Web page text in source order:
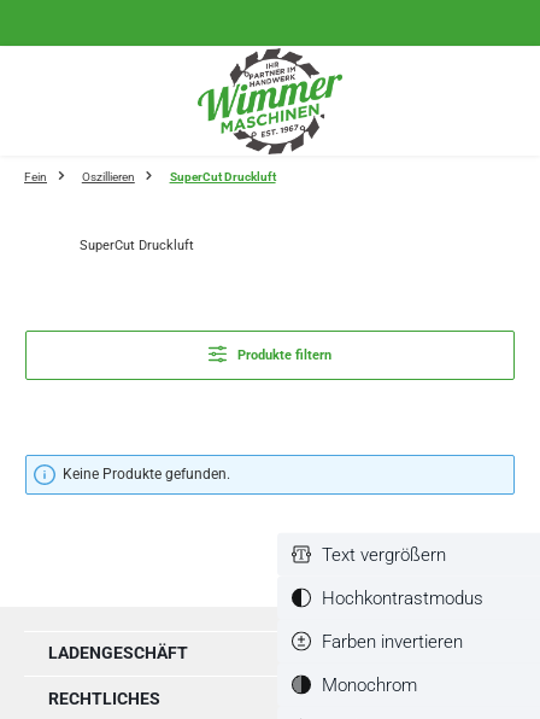
Fein Oszillieren SuperCut Druckluft
SuperCut Druckluft
Produkte filtern
Keine Produkte gefunden.
LADENGESCHÄFT
RECHTLICHES
Text vergrößern
Hochkontrastmodus
Farben invertieren
Monochrom